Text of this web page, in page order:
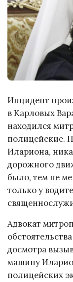
Инцидент
в Карловых
находился
полицейские.
Илариона,
дорожного
было, тем не
только у
Адвокат
досмотра
машину
полицейских